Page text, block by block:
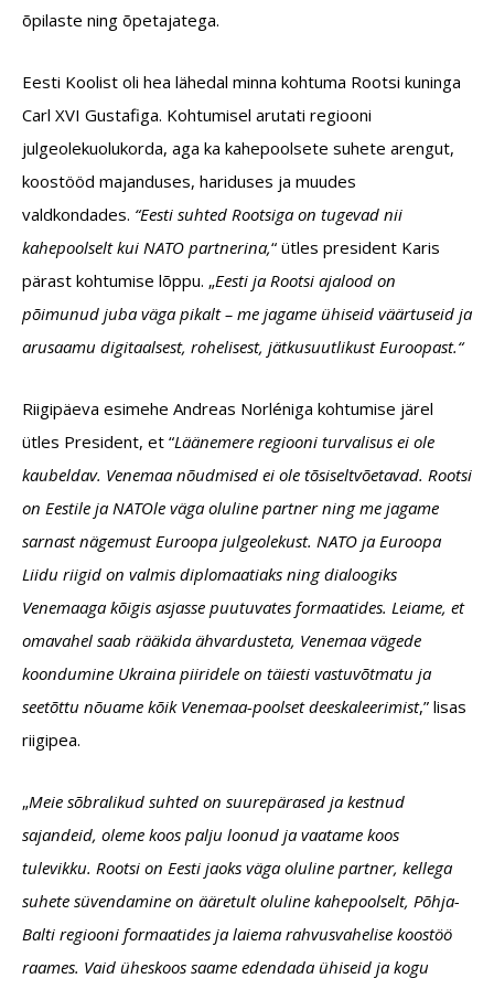
õpilaste ning õpetajatega.
Eesti Koolist oli hea lähedal minna kohtuma Rootsi kuninga
Carl XVI Gustafiga. Kohtumisel arutati regiooni
julgeolekuolukorda, aga ka kahepoolsete suhete arengut,
koostööd majanduses, hariduses ja muudes
valdkondades. “Eesti suhted Rootsiga on tugevad nii
kahepoolselt kui NATO partnerina,“ ütles president Karis
pärast kohtumise lõppu. „Eesti ja Rootsi ajalood on
põimunud juba väga pikalt – me jagame ühiseid väärtuseid ja
arusaamu digitaalsest, rohelisest, jätkusuutlikust Euroopast.“
Riigipäeva esimehe Andreas Norléniga kohtumise järel
ütles President, et “Läänemere regiooni turvalisus ei ole
kaubeldav. Venemaa nõudmised ei ole tõsiseltvõetavad. Rootsi
on Eestile ja NATOle väga oluline partner ning me jagame
sarnast nägemust Euroopa julgeolekust. NATO ja Euroopa
Liidu riigid on valmis diplomaatiaks ning dialoogiks
Venemaaga kõigis asjasse puutuvates formaatides. Leiame, et
omavahel saab rääkida ähvardusteta, Venemaa vägede
koondumine Ukraina piiridele on täiesti vastuvõtmatu ja
seetõttu nõuame kõik Venemaa-poolset deeskaleerimist,” lisas
riigipea.
„Meie sõbralikud suhted on suurepärased ja kestnud
sajandeid, oleme koos palju loonud ja vaatame koos
tulevikku. Rootsi on Eesti jaoks väga oluline partner, kellega
suhete süvendamine on ääretult oluline kahepoolselt, Põhja-
Balti regiooni formaatides ja laiema rahvusvahelise koostöö
raames. Vaid üheskoos saame edendada ühiseid ja kogu